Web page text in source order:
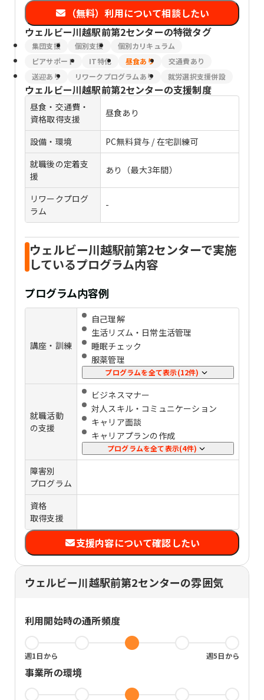
（無料）利用について相談したい
ウェルビー川越駅前第2センターの特徴タグ
集団支援 個別支援
個別カリキュラム
ピアサポート
IT特化 昼食あり
交通費あり
送迎あり
リワークプログラムあり 就労選択支援併設
ウェルビー川越駅前第2センターの支援制度
昼食・交通費・
資格取得支援
昼食あり
設備・環境
PC無料貸与 / 在宅訓練可
就職後の定着支
援
あり（最大3年間）
リワークプログ
ラム
-
ウェルビー川越駅前第2センターで実施
しているプログラム内容
プログラム内容例
講座・訓練
自己理解
生活リズム・日常生活管理
睡眠チェック
服薬管理
感情コントロール
ストレス管理
パソコンの基礎スキル
事務スキル
在宅ワークスキル
清掃
物流軽作業
キルを身に付ける訓練）
他者理解
プログラムを全て表示(12件)
就職活動
の支援
ビジネスマナー
対人スキル・コミュニケーション
キャリア⾯談
キャリアプランの作成
応募書類添削
⾯接練習
プログラムを全て表示(4件)
障害別
プログラム
資格
取得支援
支援内容について確認したい
ウェルビー川越駅前第2センターの雰囲気
利用開始時の通所頻度
週1日から 週5日から
事業所の環境